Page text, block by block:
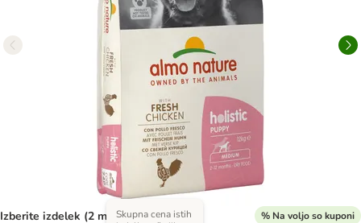
Izberite izdelek (2 možnosti) % Na voljo so kuponi
Skupna cena istih